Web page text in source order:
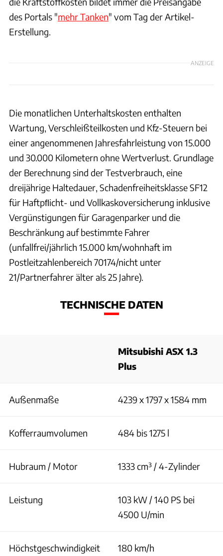
des Portals "mehr Tanken" vom Tag der Artikel-
Erstellung.
ANZEIGE
Die monatlichen Unterhaltskosten enthalten
Wartung, Verschleißteilkosten und Kfz-Steuern bei
einer angenommenen Jahresfahrleistung von 15.000
und 30.000 Kilometern ohne Wertverlust. Grundlage
der Berechnung sind der Testverbrauch, eine
dreijährige Haltedauer, Schadenfreiheitsklasse SF12
für Haftpﬂicht- und Vollkaskoversicherung inklusive
Vergünstigungen für Garagenparker und die
Beschränkung auf bestimmte Fahrer
(unfallfrei/jährlich 15.000 km/wohnhaft im
Postleitzahlenbereich 70174/nicht unter
21/Partnerfahrer älter als 25 Jahre).
TECHNISCHE DATEN
Mitsubishi ASX 1.3
Plus
Außenmaße 4239 x 1797 x 1584 mm
Kofferraumvolumen 484 bis 1275 l
Hubraum / Motor 1333 cm³ / 4-Zylinder
Leistung
103 kW / 140 PS bei
4500 U/min
Höchstgeschwindigkeit 180 km/h